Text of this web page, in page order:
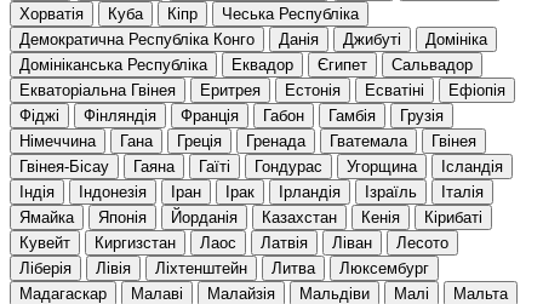
Хорватія
Куба Кіпр
Чеська Республіка
Демократична Республіка Конго
Данія Джибуті
Домініка
Домініканська Республіка
Еквадор Єгипет
Сальвадор
Екваторіальна Гвінея
Еритрея Естонія Есватіні
Ефіопія
Фіджі
Фінляндія Франція Габон Гамбія
Грузія
Німеччина
Гана Греція Гренада Гватемала
Гвінея
Гвінея-Бісау
Гаяна Гаїті Гондурас Угорщина
Ісландія
Індія
Індонезія Іран Ірак Ірландія Ізраїль
Італія
Ямайка
Японія Йорданія Казахстан Кенія
Кірибаті
Кувейт
Киргизстан Лаос Латвія Ліван
Лесото
Ліберія
Лівія Ліхтенштейн Литва
Люксембург
Мадагаскар
Малаві Малайзія Мальдіви Малі
Мальта